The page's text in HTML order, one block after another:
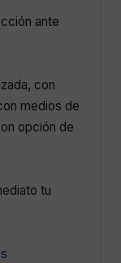
ante
con
medios de
opción de
tu